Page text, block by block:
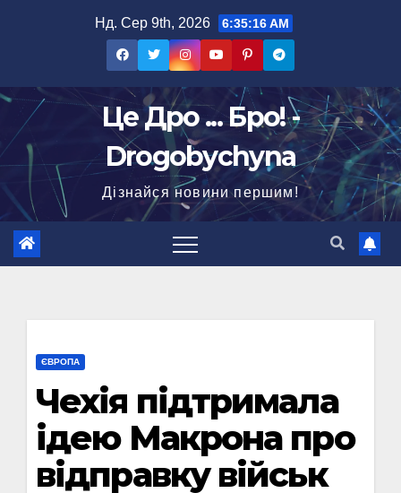
Нд. Сер 9th, 2026 6:35:17 AM
Це Дро ... Бро! -
Drogobychyna
Дізнайся новини першим!
ЄВРОПА
Чехія підтримала
ідею Макрона про
відправку військ